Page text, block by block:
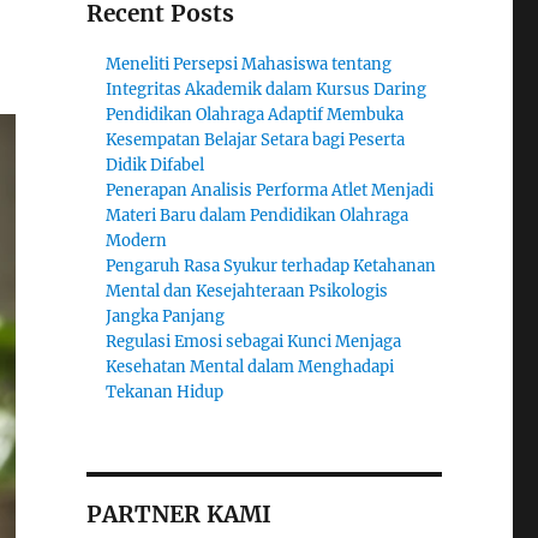
Recent Posts
Meneliti Persepsi Mahasiswa tentang
Integritas Akademik dalam Kursus Daring
Pendidikan Olahraga Adaptif Membuka
Kesempatan Belajar Setara bagi Peserta
Didik Difabel
Penerapan Analisis Performa Atlet Menjadi
Materi Baru dalam Pendidikan Olahraga
Modern
Pengaruh Rasa Syukur terhadap Ketahanan
Mental dan Kesejahteraan Psikologis
Jangka Panjang
Regulasi Emosi sebagai Kunci Menjaga
Kesehatan Mental dalam Menghadapi
Tekanan Hidup
PARTNER KAMI